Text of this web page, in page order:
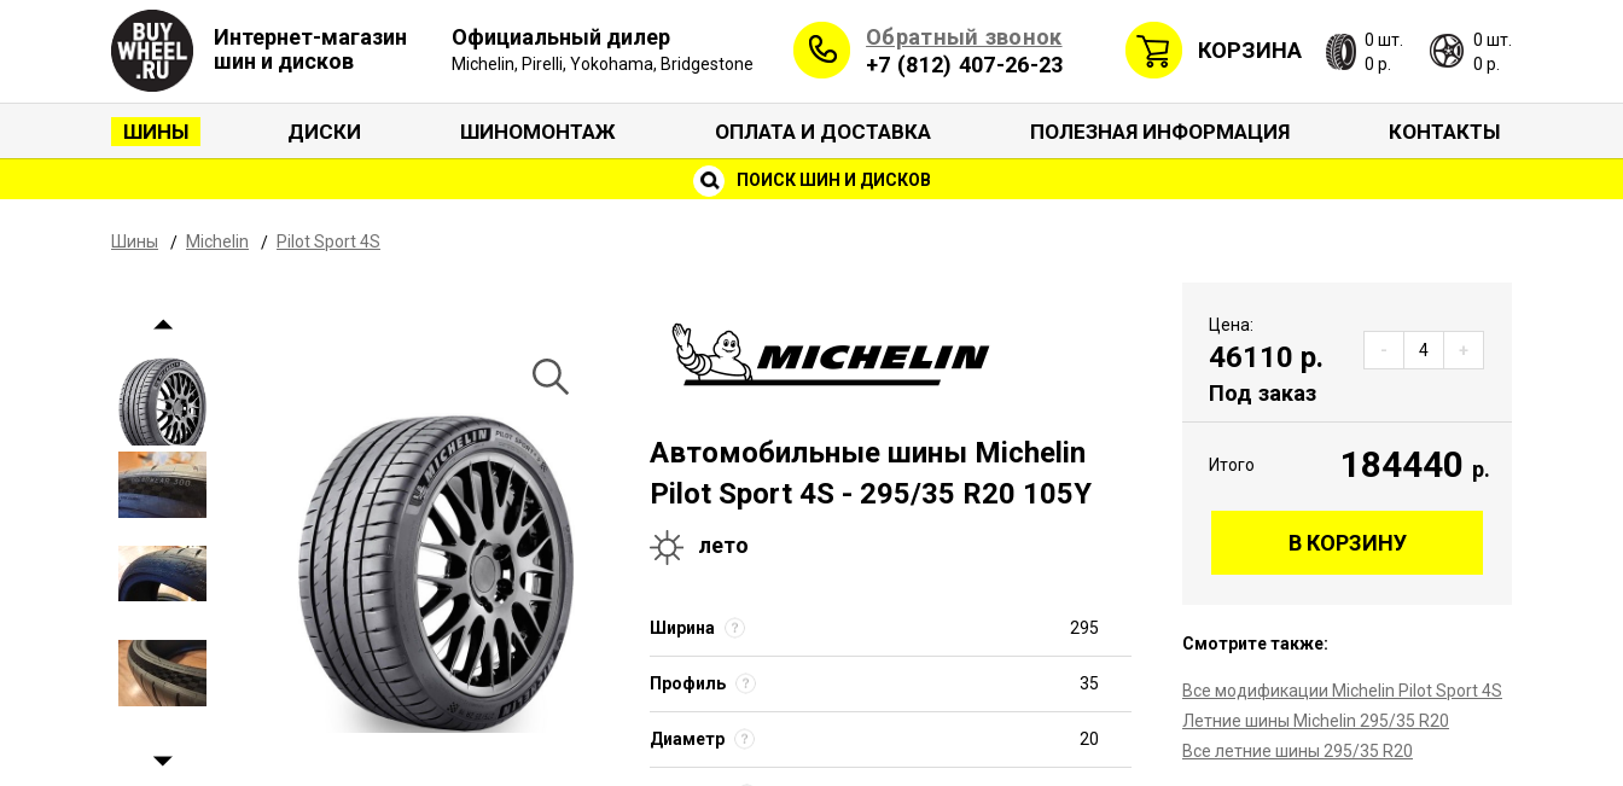
Интернет-магазин
шин и дисков
Официальный дилер
Michelin, Pirelli, Yokohama, Bridgestone
Обратный звонок
+7 (812) 407-26-23
КОРЗИНА
0 шт.
0 р.
0 шт.
0 р.
ШИНЫ ДИСКИ ШИНОМОНТАЖ ОПЛАТА И ДОСТАВКА ПОЛЕЗНАЯ ИНФОРМАЦИЯ КОНТАКТЫ
ПОИСК ШИН И ДИСКОВ
Шины Michelin Pilot Sport 4S
Автомобильные шины Michelin
Pilot Sport 4S - 295/35 R20 105Y
лето
Ширина 295
Профиль 35
Диаметр 20
Цена:
46110 р.
Под заказ
- +
Итого 184440 р.
В КОРЗИНУ
Смотрите также:
Все модификации Michelin Pilot Sport 4S
Летние шины Michelin 295/35 R20
Все летние шины 295/35 R20